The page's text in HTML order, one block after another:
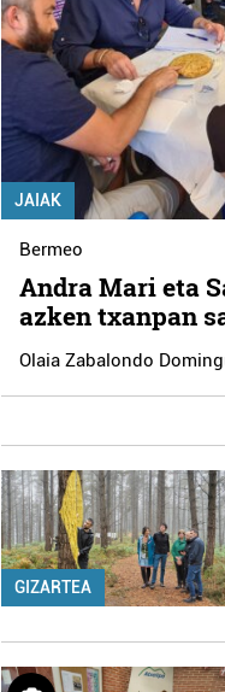
JAIAK
Bermeo
Andra Mari eta
azken txanpan
Olaia Zabalondo
GIZARTEA